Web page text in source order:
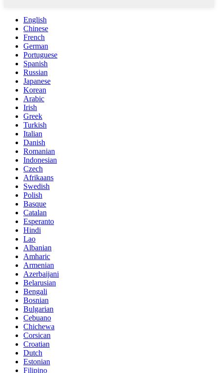
English
Chinese
French
German
Portuguese
Spanish
Russian
Japanese
Korean
Arabic
Irish
Greek
Turkish
Italian
Danish
Romanian
Indonesian
Czech
Afrikaans
Swedish
Polish
Basque
Catalan
Esperanto
Hindi
Lao
Albanian
Amharic
Armenian
Azerbaijani
Belarusian
Bengali
Bosnian
Bulgarian
Cebuano
Chichewa
Corsican
Croatian
Dutch
Estonian
Filipino